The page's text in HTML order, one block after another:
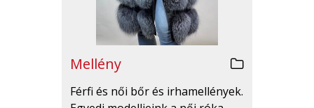
Mellény
Férfi és női bőr és irhamellények.